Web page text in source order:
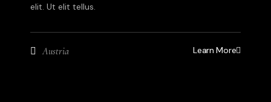
elit. Ut elit tellus.
Austria Learn More